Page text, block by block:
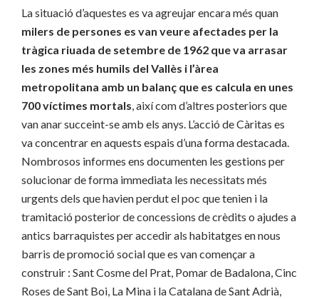
La situació d’aquestes es va agreujar encara més quan
milers de persones es van veure afectades per la
tràgica riuada de setembre de 1962 que va arrasar
les zones més humils del Vallès i l’àrea
metropolitana amb un balanç que es calcula en unes
700 víctimes mortals, així com d’altres posteriors que
van anar succeint-se amb els anys. L’acció de Càritas es
va concentrar en aquests espais d’una forma destacada.
Nombrosos informes ens documenten les gestions per
solucionar de forma immediata les necessitats més
urgents dels que havien perdut el poc que tenien i la
tramitació posterior de concessions de crèdits o ajudes a
antics barraquistes per accedir als habitatges en nous
barris de promoció social que es van començar a
construir : Sant Cosme del Prat, Pomar de Badalona, Cinc
Roses de Sant Boi, La Mina i la Catalana de Sant Adrià,